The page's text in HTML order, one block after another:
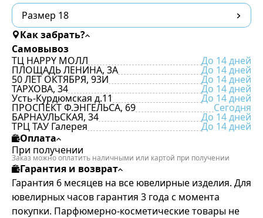
Размер 18
Как забрать?
Самовывоз
ТЦ HAPPY МОЛЛ
До 14 дней
ПЛОЩАДЬ ЛЕНИНА, 3А До 14 дней
50 ЛЕТ ОКТЯБРЯ, 93И До 14 дней
ТАРХОВА, 34 До 14 дней
Усть-Курдюмская д.11 До 14 дней
ПРОСПЕКТ Ф.ЭНГЕЛЬСА, 69 Сегодня
БАРНАУЛЬСКАЯ, 34 До 14 дней
ТРЦ ТАУ Галерея
До 14 дней
Оплата
При получении
Заказ можно оплатить наличными или картой при получении
Гарантия и возврат
Гарантия 6 месяцев на все ювелирные изделия. Для
ювелирных часов гарантия 3 года с момента
покупки. Парфюмерно-косметические товары не